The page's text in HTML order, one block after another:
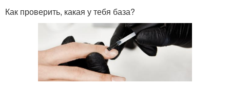
Как проверить, какая у тебя база?